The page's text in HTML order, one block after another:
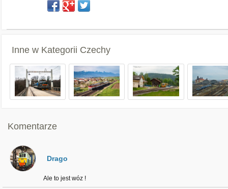
Inne w Kategorii Czechy
Komentarze
Drago
Ale to jest wóz !